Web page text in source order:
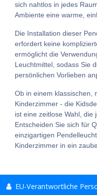
sich nahtlos in jedes
Ambiente eine warme,
Die Installation dieser
erfordert keine
ermöglicht die
Leuchtmittel, sodass Sie
persönlichen Vorlieben
Ob in einem klassischen,
Kinderzimmer - die
ist eine zeitlose Wahl, die
Entscheiden Sie sich für
einzigartigen
Kinderzimmer in ein
EU-Verantwortliche